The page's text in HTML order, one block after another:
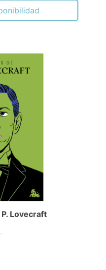
Lovecraft